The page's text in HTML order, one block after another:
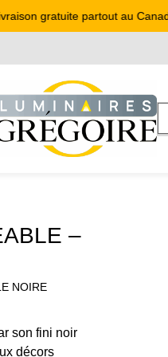
gratuite partout au Canada!
–
NOIRE
son fini noir
décors